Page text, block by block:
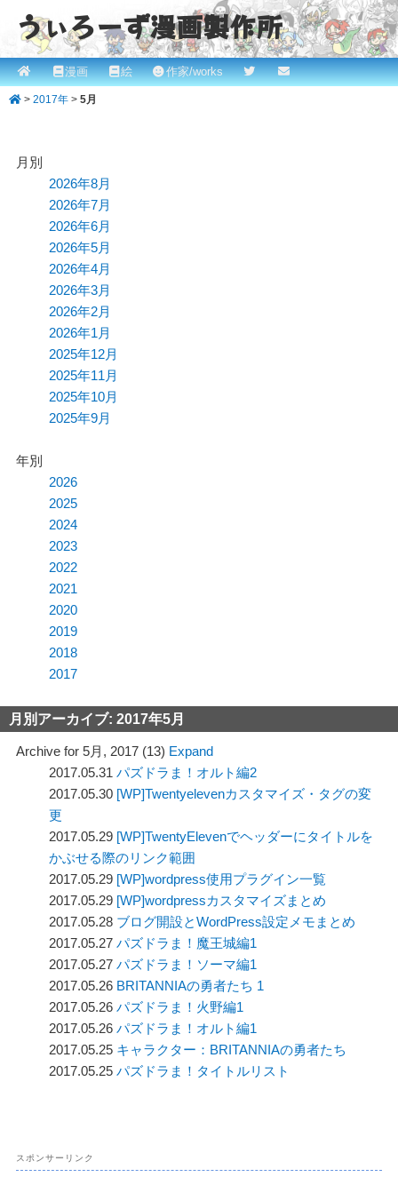
うぃろーず漫画製作所
ROBINとかっぱの漫画スタジオ！ willows.online
メ
イ
メ
イ
コ
サ
ブ
ン
漫画 絵 作家/works
> 2017年 > 5月
月別
2026年8月
2026年7月
2026年6月
2026年5月
2026年4月
2026年3月
2026年2月
2026年1月
2025年12月
2025年11月
2025年10月
2025年9月
年別
2026
2025
2024
2023
2022
2021
2020
2019
2018
2017
月別アーカイブ: 2017年5月
Archive for 5月, 2017 (13) Expand
2017.05.31パズドラま！オルト編2
2017.05.30 [WP]Twentyelevenカスタマイズ・タグの変
更
2017.05.29 [WP]TwentyElevenでヘッダーにタイトルを
かぶせる際のリンク範囲
2017.05.29 [WP]wordpress使用プラグイン一覧
2017.05.29 [WP]wordpressカスタマイズまとめ
2017.05.28 ブログ開設とWordPress設定メモまとめ
2017.05.27パズドラま！魔王城編1
2017.05.27パズドラま！ソーマ編1
2017.05.26 BRITANNIAの勇者たち 1
2017.05.26パズドラま！火野編1
2017.05.26パズドラま！オルト編1
2017.05.25 キャラクター：BRITANNIAの勇者たち
2017.05.25パズドラま！タイトルリスト
スポンサーリンク